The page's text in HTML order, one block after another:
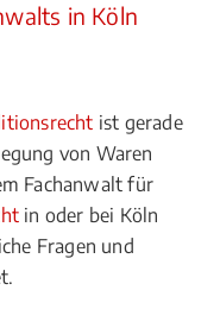
in Köln
ist gerade
von Waren
Fachanwalt für
in oder bei Köln
Fragen und